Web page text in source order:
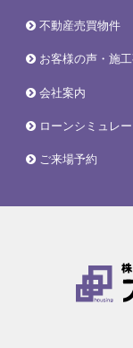
不動産売買物件
お客様の声・施工
会社案内
ローンシミュレ
ご来場予約